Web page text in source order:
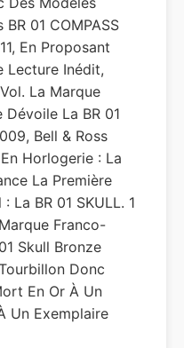
01 COMPASS
En Proposant
Lecture Inédit,
La Marque
Dévoile La BR 01
Bell & Ross
Horlogerie : La
La Première
La BR 01 SKULL. 1
Franco-
Skull Bronze
Donc
En Or À Un
Un Exemplaire